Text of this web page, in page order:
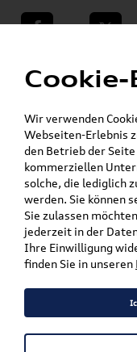
teilen Twitter
VW Shop - VW
»
Audi Original
Kompletträder
Artikel für ihr
Marke wählen
Wir verwenden
Webseiten-Erlebnis
den Betrieb der
kommerziellen
solche, die lediglich
werden. Sie können
Sie zulassen
jederzeit in der
Ihre Einwilligung
finden Sie in unseren